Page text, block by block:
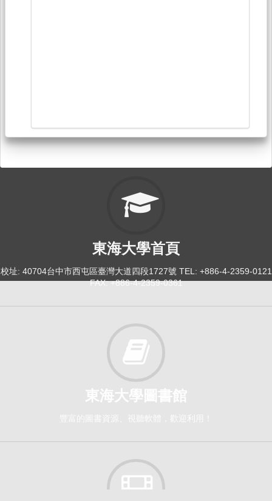
東海大學首頁
校址: 40704台中市西屯區臺灣大道四段1727號 TEL: +886-4-2359-0121
FAX: +886-4-2359-0361
東海大學圖書館
豐富的圖書資源、視聽軟體，歡迎利用！